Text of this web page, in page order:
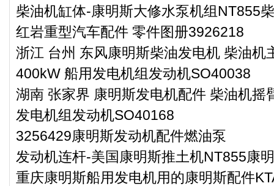
柴油机缸体-康明斯大修水泵机组NT855
红岩重型汽车配件 零件图册3926218
浙江 台州 东风康明斯柴油发电机 柴油机
400kW 船用发电机组发动机SO40038
湖南 张家界 康明斯发电机配件 柴油机摇
发电机组发动机SO40168
3256429康明斯发动机配件燃油泵
发动机连杆-美国康明斯推土机NT855康
重庆康明斯船用发电机用的康明斯配件